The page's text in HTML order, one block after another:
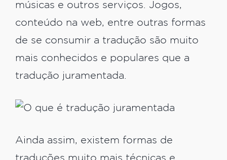
músicas e outros serviços. Jogos,
conteúdo na web, entre outras formas
de se consumir a tradução são muito
mais conhecidos e populares que a
tradução juramentada.
Ainda assim, existem formas de